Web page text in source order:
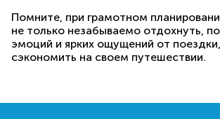
Помните, при грамотном
не только незабываемо отдохнуть,
эмоций и ярких ощущений от
сэкономить на своем путешествии.